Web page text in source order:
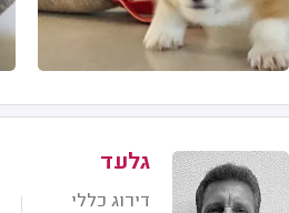
גלעד
דירוג כללי